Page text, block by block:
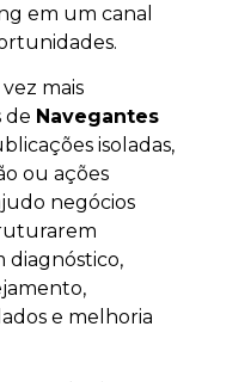
em um canal
mais
de Navegantes
isoladas,
ou ações
negócios
diagnóstico,
e melhoria